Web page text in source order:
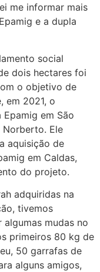
me informar mais
e a dupla
social
dois hectares foi
o objetivo de
em 2021, o
em São
Norberto. Ele
aquisição de
em Caldas,
do projeto.
adquiridas na
tivemos
mudas no
primeiros 80 kg de
50 garrafas de
alguns amigos,